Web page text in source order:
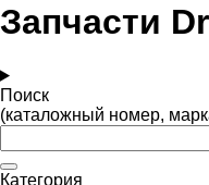
Запчасти
Поиск
(каталожный номер,
Категория